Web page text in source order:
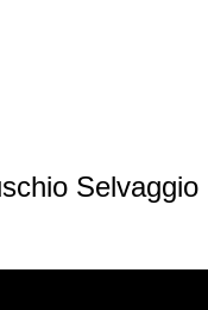
Selvaggio